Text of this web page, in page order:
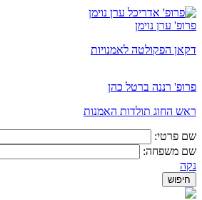
פרופ' ערן נוימן
דקאן הפקולטה לאמנויות
פרופ' רננה ברטל כהן
ראש החוג תולדות האמנות
שם פרטי:
שם משפחה:
נקה